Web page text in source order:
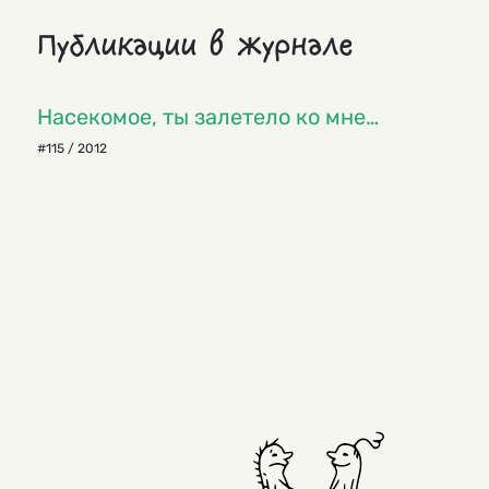
Публикации в журнале
Насекомое, ты залетело ко мне…
#115 / 2012